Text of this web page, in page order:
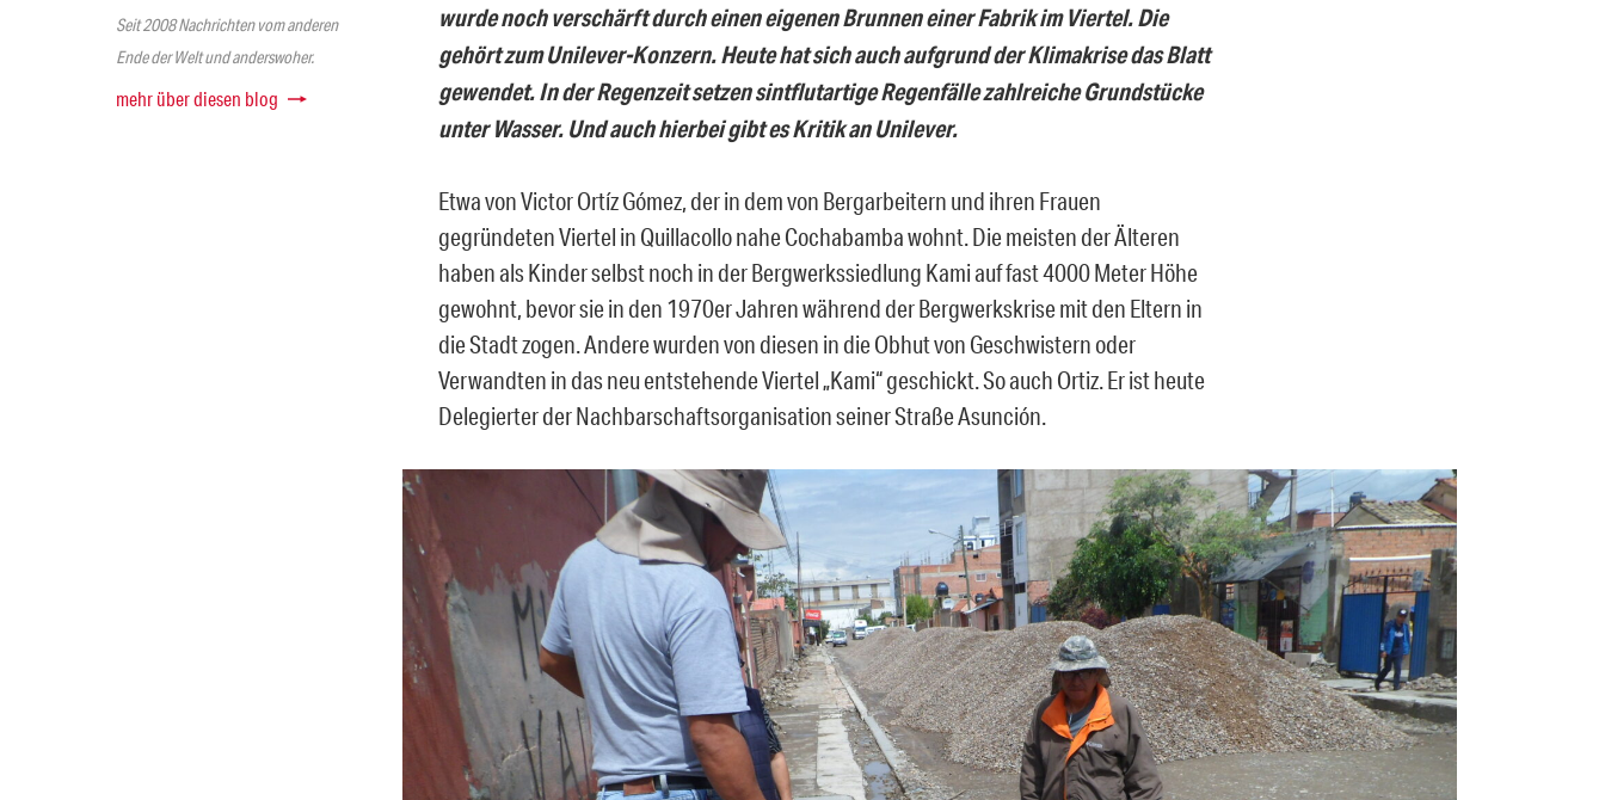
Seit 2008 Nachrichten vom anderen
Ende der Welt und anderswoher.
mehr über diesen blog
wurde noch verschärft durch einen eigenen Brunnen einer Fabrik im Viertel. Die
gehört zum Unilever-Konzern. Heute hat sich auch aufgrund der Klimakrise das Blatt
gewendet. In der Regenzeit setzen sintflutartige Regenfälle zahlreiche Grundstücke
unter Wasser. Und auch hierbei gibt es Kritik an Unilever.
Etwa von Victor Ortíz Gómez, der in dem von Bergarbeitern und ihren Frauen
gegründeten Viertel in Quillacollo nahe Cochabamba wohnt. Die meisten der Älteren
haben als Kinder selbst noch in der Bergwerkssiedlung Kami auf fast 4000 Meter Höhe
gewohnt, bevor sie in den 1970er Jahren während der Bergwerkskrise mit den Eltern in
die Stadt zogen. Andere wurden von diesen in die Obhut von Geschwistern oder
Verwandten in das neu entstehende Viertel „Kami“ geschickt. So auch Ortiz. Er ist heute
Delegierter der Nachbarschaftsorganisation seiner Straße Asunción.